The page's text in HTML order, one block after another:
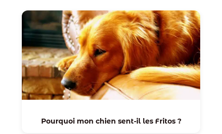
Pourquoi mon chien sent-il les Fritos ?